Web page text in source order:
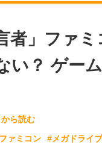
者」ファ
い？ ゲー
ら読む
ァミコン #メガドライブ